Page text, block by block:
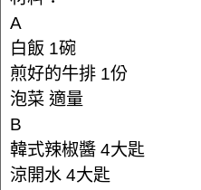
A
白飯 1碗
煎好的牛排 1份
泡菜 適量
B
韓式辣椒醬 4大匙
涼開水 4大匙